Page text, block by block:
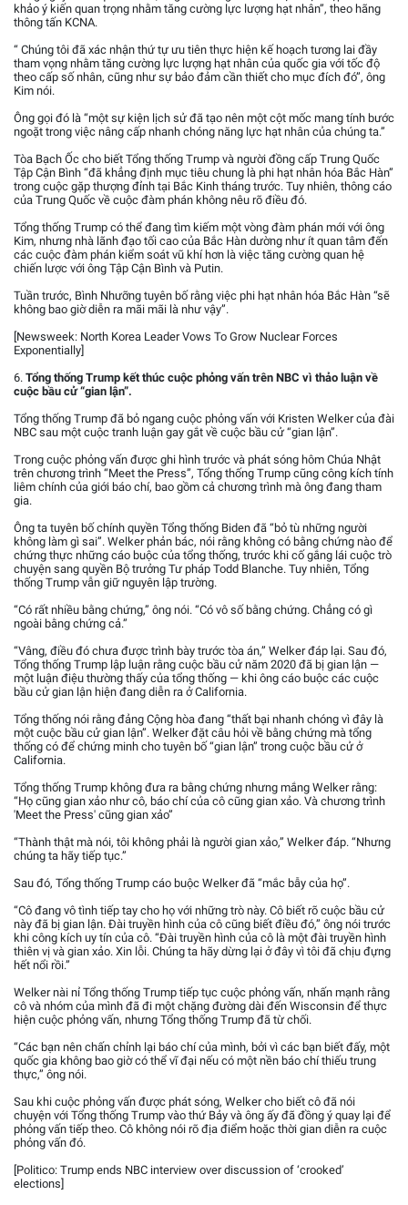
khảo ý kiến quan trọng nhằm tăng cường lực lượng hạt nhân”, theo hãng
thông tấn KCNA.
“ Chúng tôi đã xác nhận thứ tự ưu tiên thực hiện kế hoạch tương lai đầy
tham vọng nhằm tăng cường lực lượng hạt nhân của quốc gia với tốc độ
theo cấp số nhân, cũng như sự bảo đảm cần thiết cho mục đích đó”, ông
Kim nói.
Ông gọi đó là “một sự kiện lịch sử đã tạo nên một cột mốc mang tính bước
ngoặt trong việc nâng cấp nhanh chóng năng lực hạt nhân của chúng ta.”
Tòa Bạch Ốc cho biết Tổng thống Trump và người đồng cấp Trung Quốc
Tập Cận Bình “đã khẳng định mục tiêu chung là phi hạt nhân hóa Bắc Hàn”
trong cuộc gặp thượng đỉnh tại Bắc Kinh tháng trước. Tuy nhiên, thông cáo
của Trung Quốc về cuộc đàm phán không nêu rõ điều đó.
Tổng thống Trump có thể đang tìm kiếm một vòng đàm phán mới với ông
Kim, nhưng nhà lãnh đạo tối cao của Bắc Hàn dường như ít quan tâm đến
các cuộc đàm phán kiểm soát vũ khí hơn là việc tăng cường quan hệ
chiến lược với ông Tập Cận Bình và Putin.
Tuần trước, Bình Nhưỡng tuyên bố rằng việc phi hạt nhân hóa Bắc Hàn “sẽ
không bao giờ diễn ra mãi mãi là như vậy”.
[Newsweek: North Korea Leader Vows To Grow Nuclear Forces
Exponentially]
6. Tổng thống Trump kết thúc cuộc phỏng vấn trên NBC vì thảo luận về
cuộc bầu cử “gian lận”.
Tổng thống Trump đã bỏ ngang cuộc phỏng vấn với Kristen Welker của đài
NBC sau một cuộc tranh luận gay gắt về cuộc bầu cử “gian lận”.
Trong cuộc phỏng vấn được ghi hình trước và phát sóng hôm Chúa Nhật
trên chương trình “Meet the Press”, Tổng thống Trump cũng công kích tính
liêm chính của giới báo chí, bao gồm cả chương trình mà ông đang tham
gia.
Ông ta tuyên bố chính quyền Tổng thống Biden đã “bỏ tù những người
không làm gì sai”. Welker phản bác, nói rằng không có bằng chứng nào để
chứng thực những cáo buộc của tổng thống, trước khi cố gắng lái cuộc trò
chuyện sang quyền Bộ trưởng Tư pháp Todd Blanche. Tuy nhiên, Tổng
thống Trump vẫn giữ nguyên lập trường.
“Có rất nhiều bằng chứng,” ông nói. “Có vô số bằng chứng. Chẳng có gì
ngoài bằng chứng cả.”
“Vâng, điều đó chưa được trình bày trước tòa án,” Welker đáp lại. Sau đó,
Tổng thống Trump lập luận rằng cuộc bầu cử năm 2020 đã bị gian lận —
một luận điệu thường thấy của tổng thống — khi ông cáo buộc các cuộc
bầu cử gian lận hiện đang diễn ra ở California.
Tổng thống nói rằng đảng Cộng hòa đang “thất bại nhanh chóng vì đây là
một cuộc bầu cử gian lận”. Welker đặt câu hỏi về bằng chứng mà tổng
thống có để chứng minh cho tuyên bố “gian lận” trong cuộc bầu cử ở
California.
Tổng thống Trump không đưa ra bằng chứng nhưng mắng Welker rằng:
“Họ cũng gian xảo như cô, báo chí của cô cũng gian xảo. Và chương trình
'Meet the Press' cũng gian xảo”
“Thành thật mà nói, tôi không phải là người gian xảo,” Welker đáp. “Nhưng
chúng ta hãy tiếp tục.”
Sau đó, Tổng thống Trump cáo buộc Welker đã “mắc bẫy của họ”.
“Cô đang vô tình tiếp tay cho họ với những trò này. Cô biết rõ cuộc bầu cử
này đã bị gian lận. Đài truyền hình của cô cũng biết điều đó,” ông nói trước
khi công kích uy tín của cô. “Đài truyền hình của cô là một đài truyền hình
thiên vị và gian xảo. Xin lỗi. Chúng ta hãy dừng lại ở đây vì tôi đã chịu đựng
hết nổi rồi.”
Welker nài nỉ Tổng thống Trump tiếp tục cuộc phỏng vấn, nhấn mạnh rằng
cô và nhóm của mình đã đi một chặng đường dài đến Wisconsin để thực
hiện cuộc phỏng vấn, nhưng Tổng thống Trump đã từ chối.
“Các bạn nên chấn chỉnh lại báo chí của mình, bởi vì các bạn biết đấy, một
quốc gia không bao giờ có thể vĩ đại nếu có một nền báo chí thiếu trung
thực,” ông nói.
Sau khi cuộc phỏng vấn được phát sóng, Welker cho biết cô đã nói
chuyện với Tổng thống Trump vào thứ Bảy và ông ấy đã đồng ý quay lại để
phỏng vấn tiếp theo. Cô không nói rõ địa điểm hoặc thời gian diễn ra cuộc
phỏng vấn đó.
[Politico: Trump ends NBC interview over discussion of ‘crooked’
elections]